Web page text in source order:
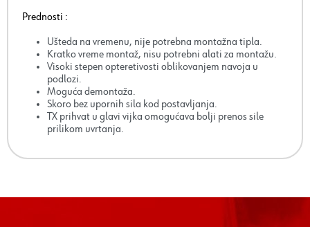
Prednosti :
Ušteda na vremenu, nije potrebna montažna tipla.
Kratko vreme montaž, nisu potrebni alati za montažu.
Visoki stepen opteretivosti oblikovanjem navoja u
podlozi.
Moguća demontaža.
Skoro bez upornih sila kod postavljanja.
TX prihvat u glavi vijka omogućava bolji prenos sile
prilikom uvrtanja.